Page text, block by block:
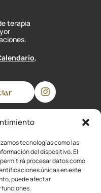
tecnologías como las
del dispositivo. El
procesar datos como
únicas en este
puede afectar
terapia
,